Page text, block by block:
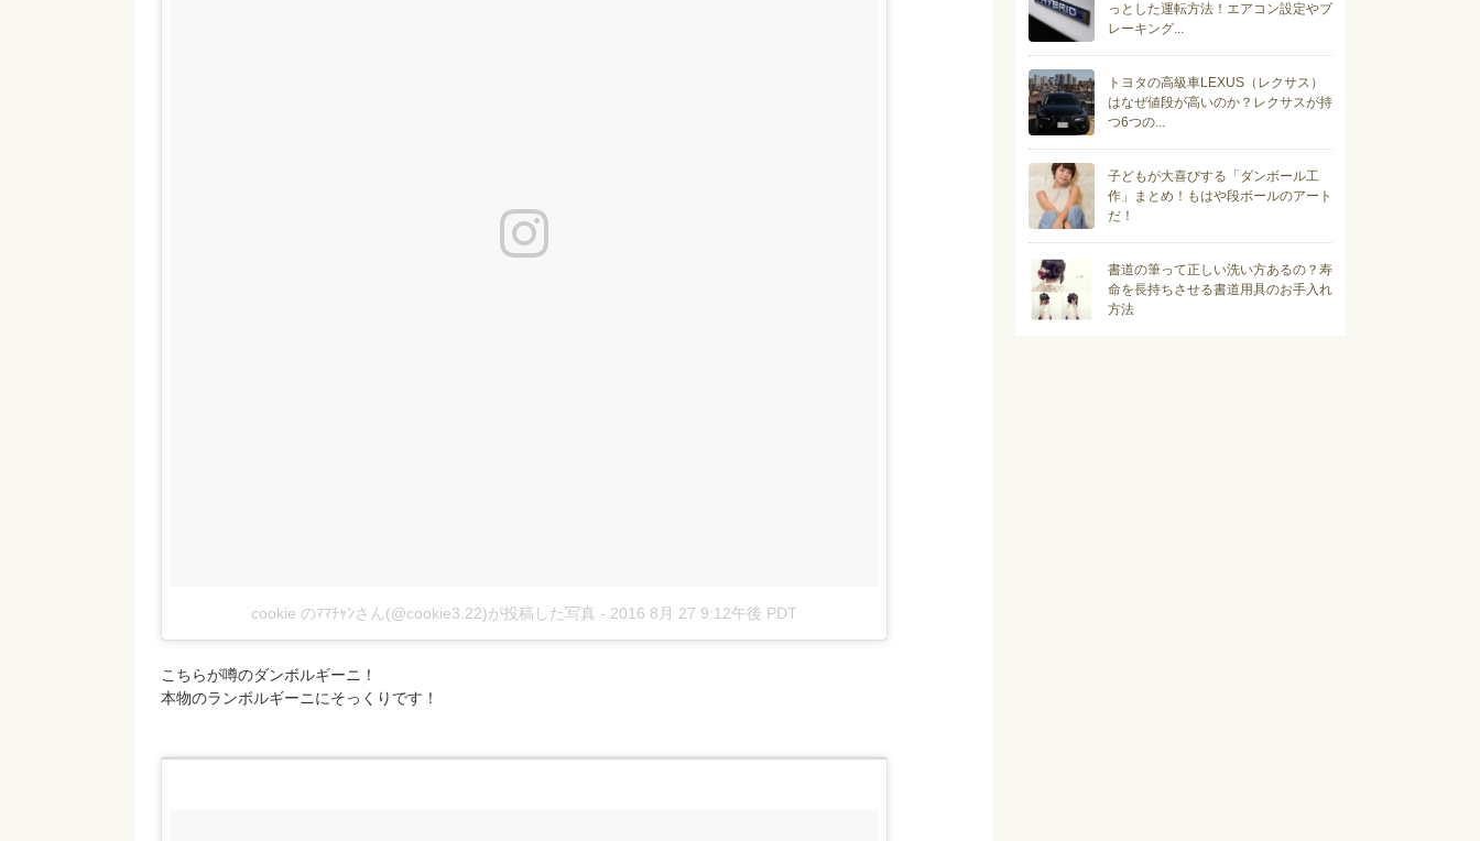
cookie のﾏﾏﾁｬﾝさん(@cookie3.22)が投稿した写真 - 2016 8月 27 9:12午後 PDT
こちらが噂のダンボルギーニ！
本物のランボルギーニにそっくりです！
っとした運転方法！エアコン設定やブ
レーキング...
トヨタの高級車LEXUS（レクサス）
はなぜ値段が高いのか？レクサスが持
つ6つの...
子どもが大喜びする「ダンボール工
作」まとめ！もはや段ボールのアート
だ！
書道の筆って正しい洗い方あるの？寿
命を長持ちさせる書道用具のお手入れ
方法